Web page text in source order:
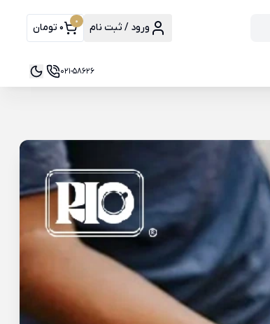
ورود / ثبت نام 0 0 تومان
021-58626